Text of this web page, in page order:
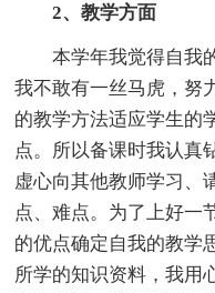
2、教学方面
本学年我觉得自我
我不敢有一丝马虎，努
的教学方法适应学生的
点。所以备课时我认真
虚心向其他教师学习、
点、难点。为了上好一
的优点确定自我的教学
所学的知识资料，我用